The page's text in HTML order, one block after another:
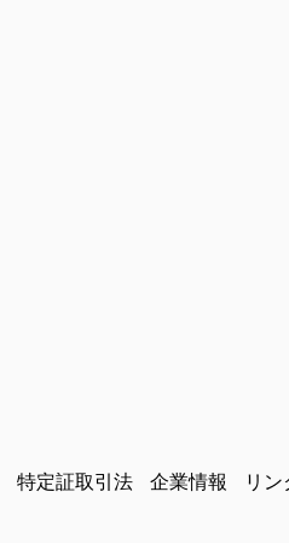
特定証取引法 企業情報 リン